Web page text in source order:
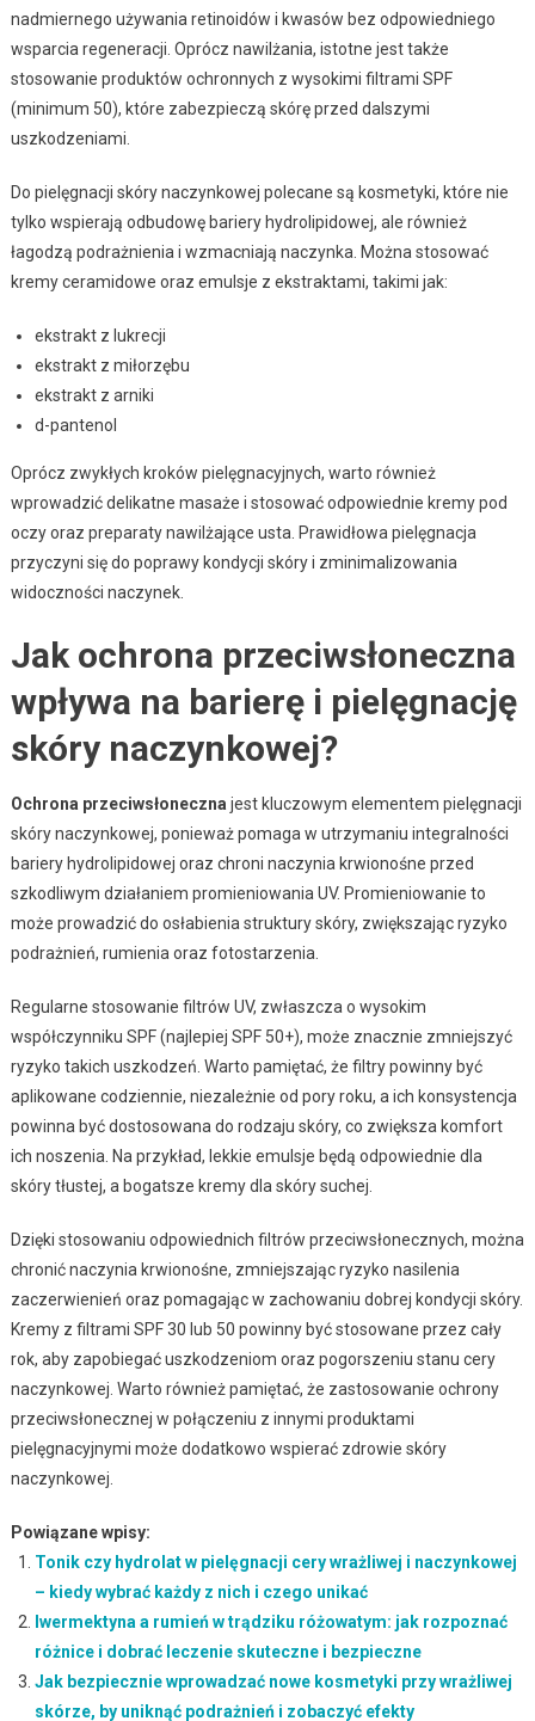
nadmiernego używania retinoidów i kwasów bez odpowiedniego
wsparcia regeneracji. Oprócz nawilżania, istotne jest także
stosowanie produktów ochronnych z wysokimi filtrami SPF
(minimum 50), które zabezpieczą skórę przed dalszymi
uszkodzeniami.
Do pielęgnacji skóry naczynkowej polecane są kosmetyki, które nie
tylko wspierają odbudowę bariery hydrolipidowej, ale również
łagodzą podrażnienia i wzmacniają naczynka. Można stosować
kremy ceramidowe oraz emulsje z ekstraktami, takimi jak:
ekstrakt z lukrecji
ekstrakt z miłorzębu
ekstrakt z arniki
d-pantenol
Oprócz zwykłych kroków pielęgnacyjnych, warto również
wprowadzić delikatne masaże i stosować odpowiednie kremy pod
oczy oraz preparaty nawilżające usta. Prawidłowa pielęgnacja
przyczyni się do poprawy kondycji skóry i zminimalizowania
widoczności naczynek.
Jak ochrona przeciwsłoneczna
wpływa na barierę i pielęgnację
skóry naczynkowej?
Ochrona przeciwsłoneczna jest kluczowym elementem pielęgnacji
skóry naczynkowej, ponieważ pomaga w utrzymaniu integralności
bariery hydrolipidowej oraz chroni naczynia krwionośne przed
szkodliwym działaniem promieniowania UV. Promieniowanie to
może prowadzić do osłabienia struktury skóry, zwiększając ryzyko
podrażnień, rumienia oraz fotostarzenia.
Regularne stosowanie filtrów UV, zwłaszcza o wysokim
współczynniku SPF (najlepiej SPF 50+), może znacznie zmniejszyć
ryzyko takich uszkodzeń. Warto pamiętać, że filtry powinny być
aplikowane codziennie, niezależnie od pory roku, a ich konsystencja
powinna być dostosowana do rodzaju skóry, co zwiększa komfort
ich noszenia. Na przykład, lekkie emulsje będą odpowiednie dla
skóry tłustej, a bogatsze kremy dla skóry suchej.
Dzięki stosowaniu odpowiednich filtrów przeciwsłonecznych, można
chronić naczynia krwionośne, zmniejszając ryzyko nasilenia
zaczerwienień oraz pomagając w zachowaniu dobrej kondycji skóry.
Kremy z filtrami SPF 30 lub 50 powinny być stosowane przez cały
rok, aby zapobiegać uszkodzeniom oraz pogorszeniu stanu cery
naczynkowej. Warto również pamiętać, że zastosowanie ochrony
przeciwsłonecznej w połączeniu z innymi produktami
pielęgnacyjnymi może dodatkowo wspierać zdrowie skóry
naczynkowej.
Powiązane wpisy:
Tonik czy hydrolat w pielęgnacji cery wrażliwej i naczynkowej
– kiedy wybrać każdy z nich i czego unikać
Iwermektyna a rumień w trądziku różowatym: jak rozpoznać
różnice i dobrać leczenie skuteczne i bezpieczne
Jak bezpiecznie wprowadzać nowe kosmetyki przy wrażliwej
skórze, by uniknąć podrażnień i zobaczyć efekty